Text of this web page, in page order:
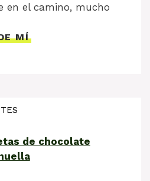
en el camino, mucho
MÍ
de chocolate